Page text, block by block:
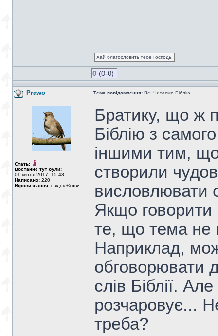
Хай благословить тебе Господь!
0 (0-0)
Prawo Тема повідомлення: Re: Читаємо Біблію
Стать:
Востаннє тут були:
01 квітня 2017, 15:48
Написано: 220
Віровизнання: свідок Єгови
Братику, що ж
Біблію з
іншими тим,
створили
висловлювати
Якщо говорити
те, що тема не
Наприклад,
обговорювати
слів Біблії.
розчаровує...
треба?